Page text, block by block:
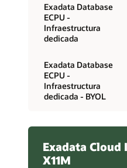
Exadata Database
ECPU -
Infraestructura
dedicada
Exadata Database
ECPU -
Infraestructura
dedicada - BYOL
Exadata
X11M